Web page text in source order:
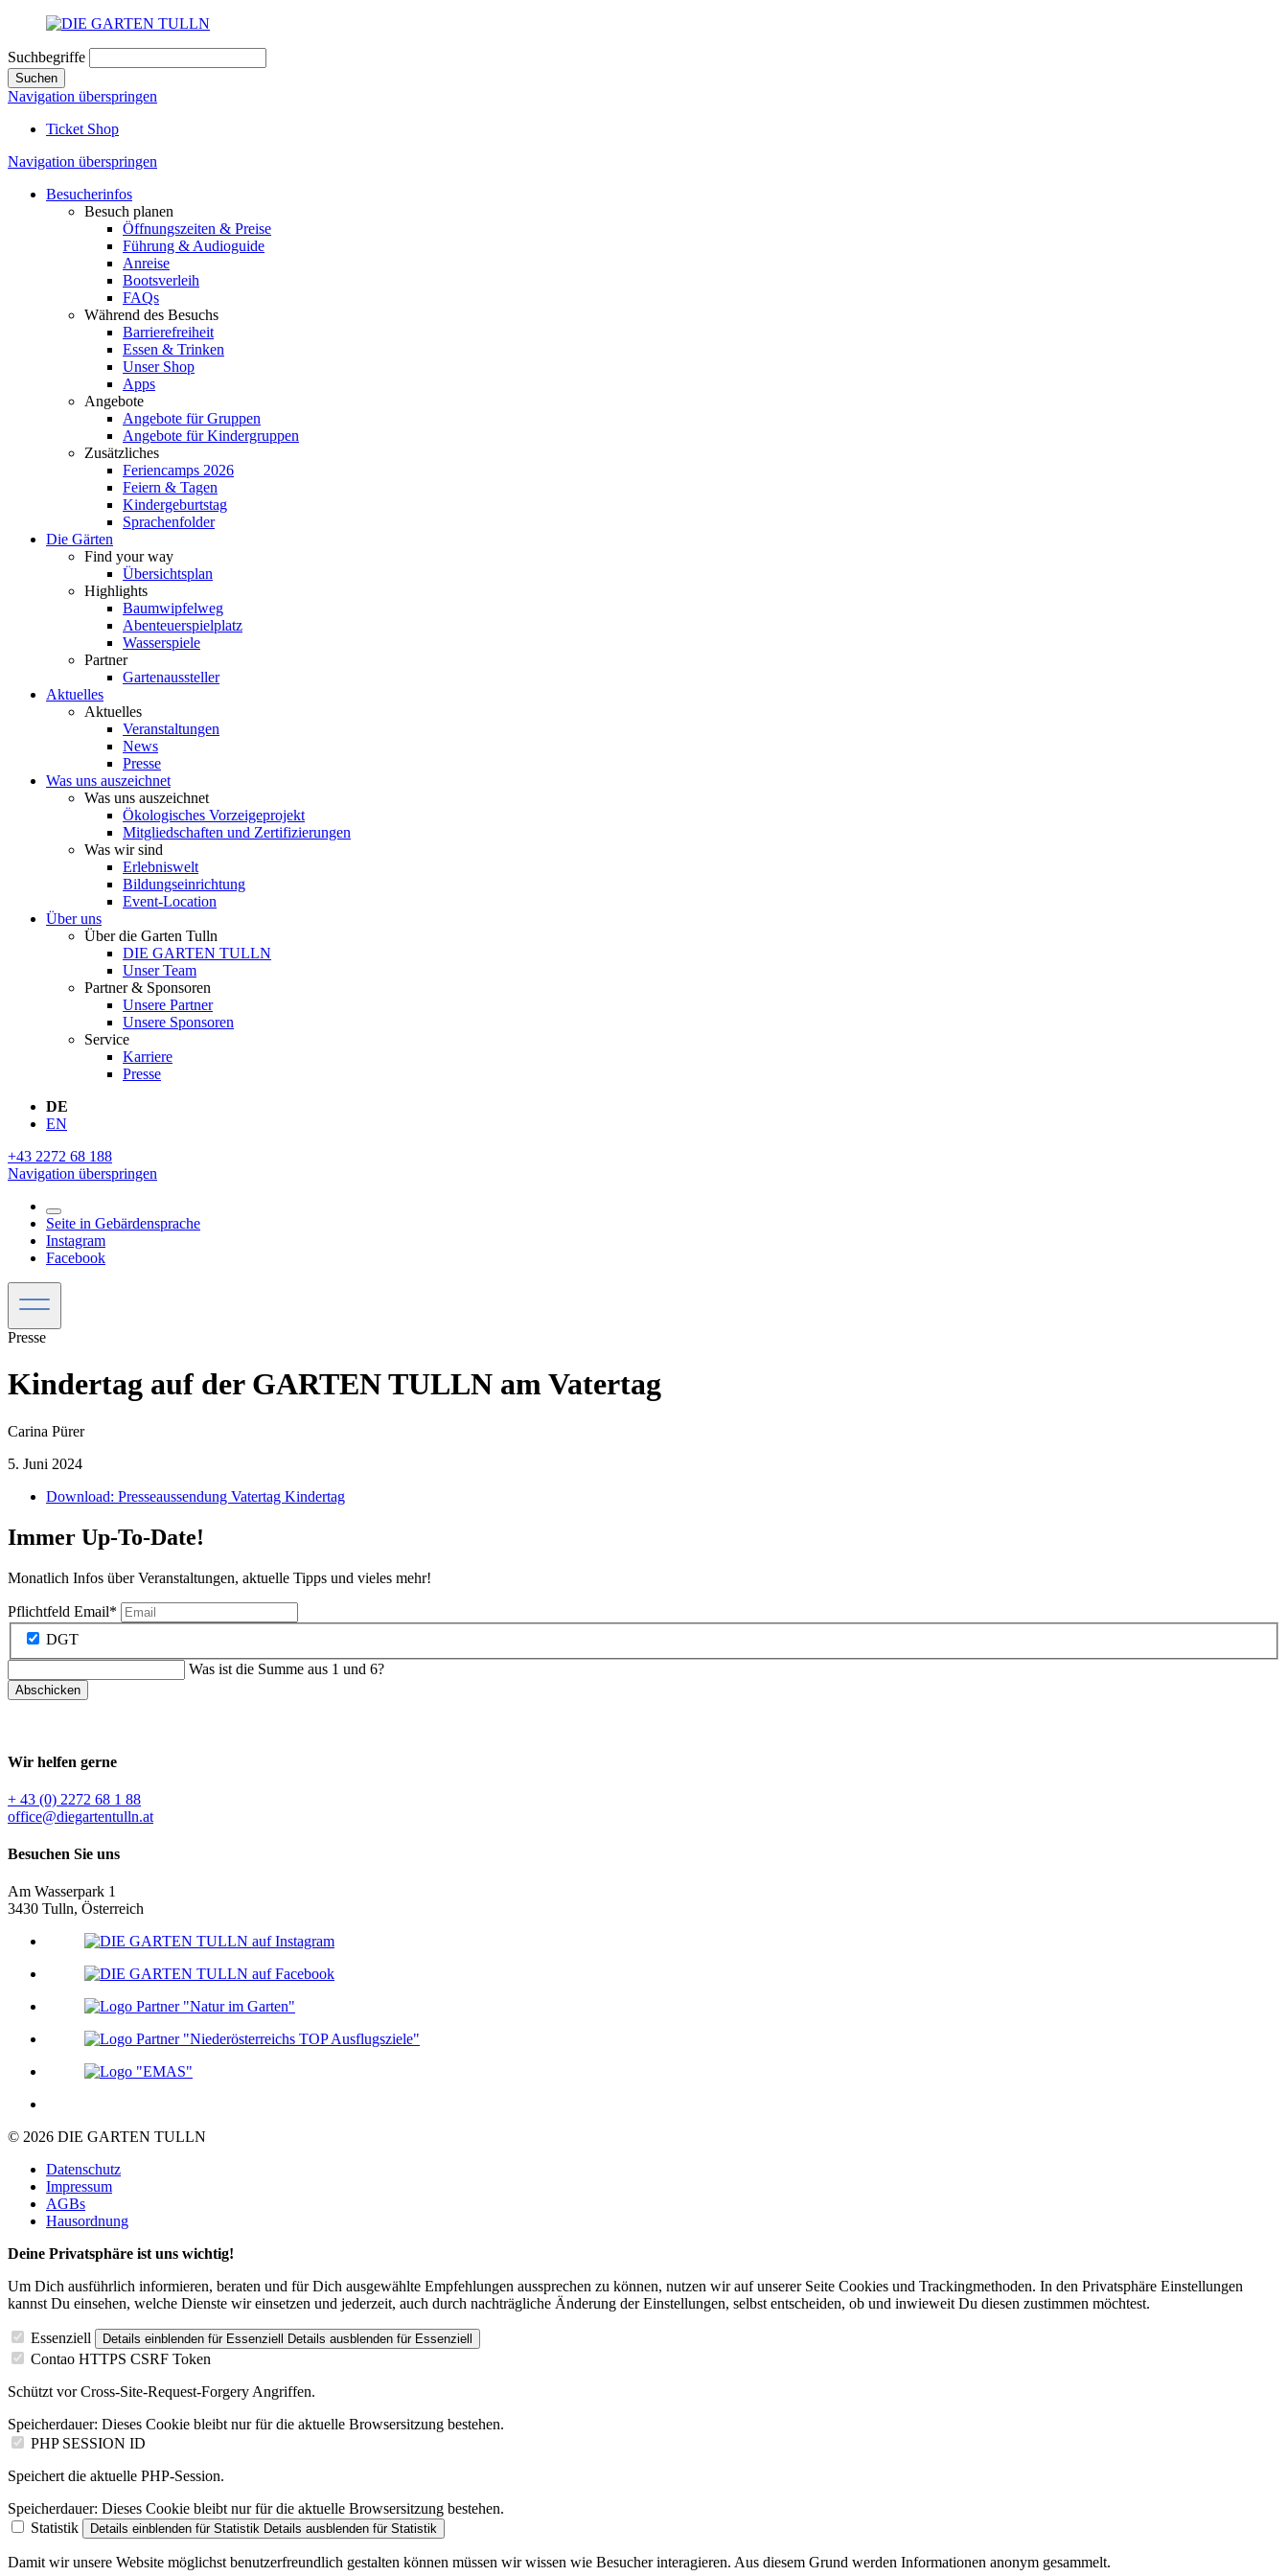
Suchbegriffe
Suchen
Navigation überspringen
Ticket Shop
Navigation überspringen
Besucherinfos
Besuch planen
Öffnungszeiten & Preise
Führung & Audioguide
Anreise
Bootsverleih
FAQs
Während des Besuchs
Barrierefreiheit
Essen & Trinken
Unser Shop
Apps
Angebote
Angebote für Gruppen
Angebote für Kindergruppen
Zusätzliches
Feriencamps 2026
Feiern & Tagen
Kindergeburtstag
Sprachenfolder
Die Gärten
Find your way
Übersichtsplan
Highlights
Baumwipfelweg
Abenteuerspielplatz
Wasserspiele
Partner
Gartenaussteller
Aktuelles
Aktuelles
Veranstaltungen
News
Presse
Was uns auszeichnet
Was uns auszeichnet
Ökologisches Vorzeigeprojekt
Mitgliedschaften und Zertifizierungen
Was wir sind
Erlebniswelt
Bildungseinrichtung
Event-Location
Über uns
Über die Garten Tulln
DIE GARTEN TULLN
Unser Team
Partner & Sponsoren
Unsere Partner
Unsere Sponsoren
Service
Karriere
Presse
DE
EN
+43 2272 68 188
Navigation überspringen
Seite in Gebärdensprache
Instagram
Facebook
Presse
Kindertag auf der GARTEN TULLN am Vatertag
Carina Pürer
5. Juni 2024
Download: Presseaussendung Vatertag Kindertag
Immer Up-To-Date!
Monatlich Infos über Veranstaltungen, aktuelle Tipps und vieles mehr!
Pflichtfeld Email*
DGT
Was ist die Summe aus 1 und 6?
Abschicken
Wir helfen gerne
+ 43 (0) 2272 68 1 88
office@diegartentulln.at
Besuchen Sie uns
Am Wasserpark 1
3430 Tulln, Österreich
© 2026 DIE GARTEN TULLN
Datenschutz
Impressum
AGBs
Hausordnung
Deine Privatsphäre ist uns wichtig!
Um Dich ausführlich informieren, beraten und für Dich ausgewählte Empfehlungen aussprechen zu können, nutzen wir auf unserer Seite Cookies und Trackingmethoden. In den Privatsphäre Einstellungen
kannst Du einsehen, welche Dienste wir einsetzen und jederzeit, auch durch nachträgliche Änderung der Einstellungen, selbst entscheiden, ob und inwieweit Du diesen zustimmen möchtest.
Essenziell Details einblenden für Essenziell Details ausblenden für Essenziell
Contao HTTPS CSRF Token
Schützt vor Cross-Site-Request-Forgery Angriffen.
Speicherdauer: Dieses Cookie bleibt nur für die aktuelle Browsersitzung bestehen.
PHP SESSION ID
Speichert die aktuelle PHP-Session.
Speicherdauer: Dieses Cookie bleibt nur für die aktuelle Browsersitzung bestehen.
Statistik
Details einblenden für Statistik Details ausblenden für Statistik
Damit wir unsere Website möglichst benutzerfreundlich gestalten können müssen wir wissen wie Besucher interagieren. Aus diesem Grund werden Informationen anonym gesammelt.